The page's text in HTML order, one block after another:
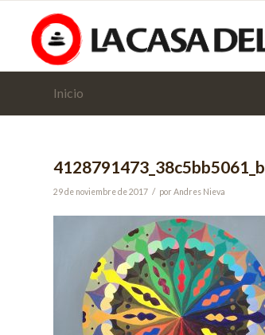
Inicio
4128791473_38c5bb5061_b
29 de noviembre de 2017 / por Andres Nieva